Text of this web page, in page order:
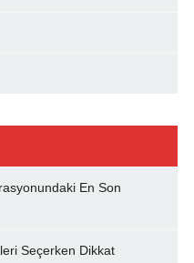
En Son
Seçerken Dikkat